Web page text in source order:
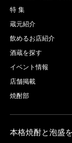
特 集
蔵元紹介
飲めるお店紹介
酒蔵を探す
イベント情報
店舗掲載
焼酎部
本格焼酎と泡盛